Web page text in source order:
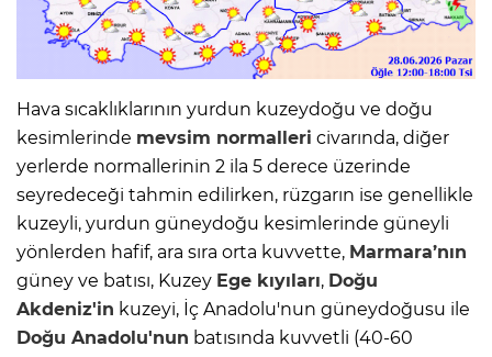
Hava sıcaklıklarının yurdun kuzeydoğu ve doğu
kesimlerinde mevsim normalleri civarında, diğer
yerlerde normallerinin 2 ila 5 derece üzerinde
seyredeceği tahmin edilirken, rüzgarın ise genellikle
kuzeyli, yurdun güneydoğu kesimlerinde güneyli
yönlerden hafif, ara sıra orta kuvvette, Marmara’nın
güney ve batısı, Kuzey Ege kıyıları, Doğu
Akdeniz'in kuzeyi, İç Anadolu'nun güneydoğusu ile
Doğu Anadolu'nun batısında kuvvetli (40-60